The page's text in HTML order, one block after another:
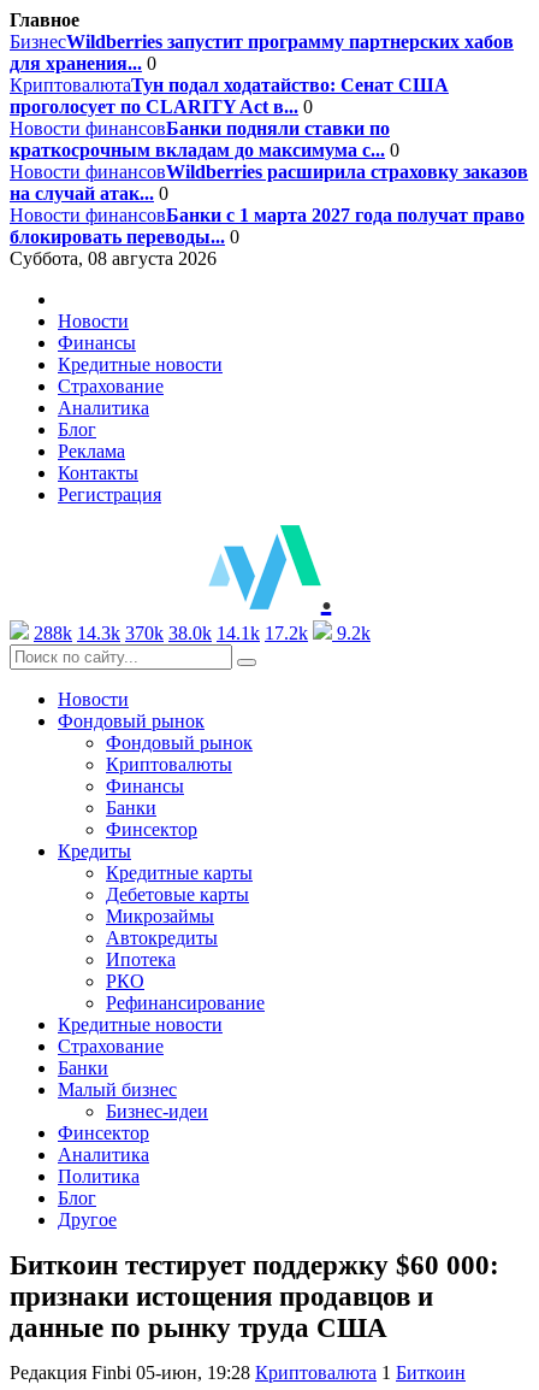
Главное
БизнесWildberries запустит программу партнерских хабов
для хранения... 0
КриптовалютаТун подал ходатайство: Сенат США
проголосует по CLARITY Act в... 0
Новости финансовБанки подняли ставки по
краткосрочным вкладам до максимума с... 0
Новости финансовWildberries расширила страховку заказов
на случай атак... 0
Новости финансовБанки с 1 марта 2027 года получат право
блокировать переводы... 0
Суббота, 08 августа 2026
Новости
Финансы
Кредитные новости
Страхование
Аналитика
Блог
Реклама
Контакты
Регистрация
.
288k 14.3k 370k 38.0k 14.1k 17.2k 9.2k
Новости
Фондовый рынок
Фондовый рынок
Криптовалюты
Финансы
Банки
Финсектор
Кредиты
Кредитные карты
Дебетовые карты
Микрозаймы
Автокредиты
Ипотека
РКО
Рефинансирование
Кредитные новости
Страхование
Банки
Малый бизнес
Бизнес-идеи
Финсектор
Аналитика
Политика
Блог
Другое
Биткоин тестирует поддержку $60 000:
признаки истощения продавцов и
данные по рынку труда США
Редакция Finbi 05-июн, 19:28 Криптовалюта 1 Биткоин